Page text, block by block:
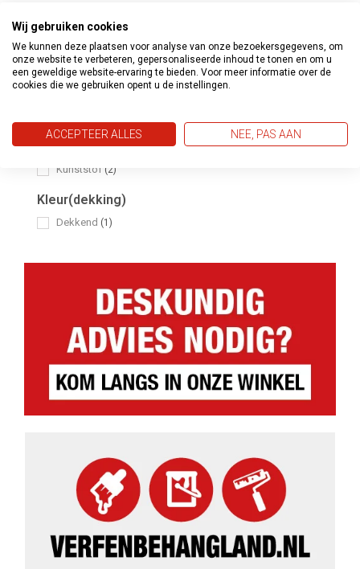
Toepassing
Binnen en buiten(2)
Ondergrond
Steen(2)
Metaal(2)
Kunststof (2)
Kleur(dekking)
Dekkend (1)
Wij gebruiken cookies
We kunnen deze plaatsen voor analyse van onze bezoekersgegevens, om
onze website te verbeteren, gepersonaliseerde inhoud te tonen en om u
een geweldige website-ervaring te bieden. Voor meer informatie over de
cookies die we gebruiken opent u de instellingen.
ACCEPTEER ALLES NEE, PAS AAN